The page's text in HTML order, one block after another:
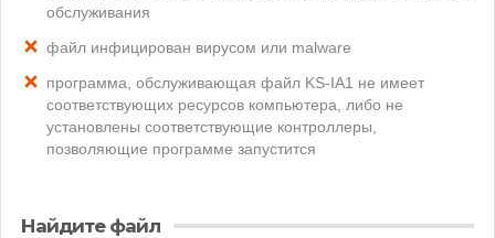
обслуживания
файл инфицирован вирусом или malware
программа, обслуживающая файл KS-IA1 не имеет
соответствующих ресурсов компьютера, либо не
установлены соответствующие контроллеры,
позволяющие программе запустится
Найдите файл